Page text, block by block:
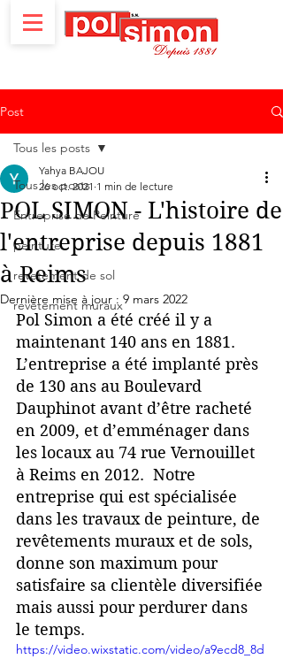
Post
Tous les posts
Entreprise de Peinture
peinture
revetement de sol
revêtement muraux
Tous les posts
POL SIMON - L'histoire de
l'entreprise depuis 1881
à Reims
Yahya BAJOU
26 oct. 2021 1 min de lecture
Dernière mise à jour : 9 mars 2022
Pol Simon a été créé il y a
maintenant 140 ans en 1881.
L’entreprise a été implanté près
de 130 ans au Boulevard
Dauphinot avant d’être racheté
en 2009, et d’emménager dans
les locaux au 74 rue Vernouillet
à Reims en 2012.  Notre
entreprise qui est spécialisée
dans les travaux de peinture, de
revêtements muraux et de sols,
donne son maximum pour
satisfaire sa clientèle diversifiée
mais aussi pour perdurer dans
le temps.
https://video.wixstatic.com/video/a9ecd8_8d